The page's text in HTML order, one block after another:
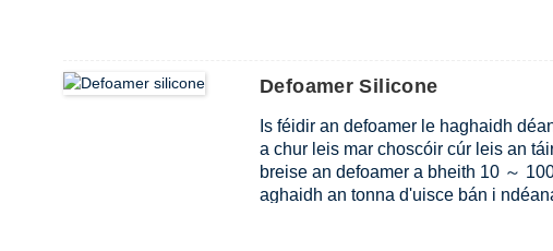
Defoamer Silicone
Is féidir an defoamer le haghaidh
a chur leis mar choscóir cúr leis an
breise an defoamer a bheith 10 ～
aghaidh an tonna d'uisce bán i
chinneann an méid breise is fearr
defoamer páipéir a úsáid go díreach